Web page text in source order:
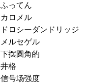
ふってん
カロメル
ドロシーダンドリッジ
メルセゲル
下摆圆角的
井格
信号场强度